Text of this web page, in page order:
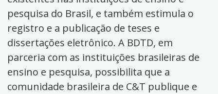
pesquisa do Brasil, e também estimula o
registro e a publicação de teses e
dissertações eletrônico. A BDTD, em
parceria com as instituições brasileiras de
ensino e pesquisa, possibilita que a
comunidade brasileira de C&T publique e